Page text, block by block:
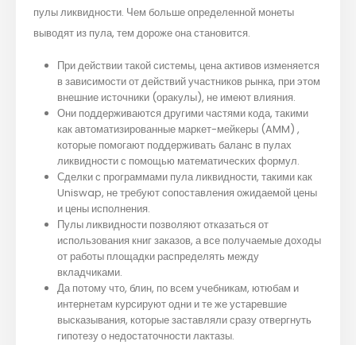
пулы ликвидности. Чем больше определенной монеты
выводят из пула, тем дороже она становится.
При действии такой системы, цена активов изменяется
в зависимости от действий участников рынка, при этом
внешние источники (оракулы), не имеют влияния.
Они поддерживаются другими частями кода, такими
как автоматизированные маркет-мейкеры (AMM) ,
которые помогают поддерживать баланс в пулах
ликвидности с помощью математических формул.
Сделки с программами пула ликвидности, такими как
Uniswap, не требуют сопоставления ожидаемой цены
и цены исполнения.
Пулы ликвидности позволяют отказаться от
использования книг заказов, а все получаемые доходы
от работы площадки распределять между
вкладчиками.
Да потому что, блин, по всем учебникам, ютюбам и
интернетам курсируют одни и те же устаревшие
высказывания, которые заставляли сразу отвергнуть
гипотезу о недостаточности лактазы.